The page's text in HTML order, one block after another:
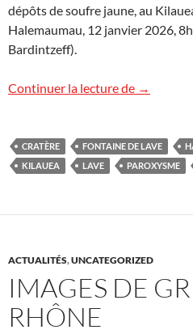
dépôts de soufre jaune, au
Halemaumau, 12 janvier 2026,
Bardintzeff).
Continuer la lecture de Images
→
CRATÈRE FONTAINE DE LAVE
KILAUEA
LAVE PAROXYSME
ACTUALITÉS,UNCATEGORIZED
IMAGES DE
RHÔNE